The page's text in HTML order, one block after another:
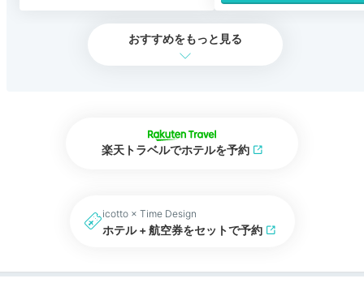
おすすめをもっと見る
楽天トラベルでホテルを予約
icotto × Time Design
ホテル + 航空券をセットで予約